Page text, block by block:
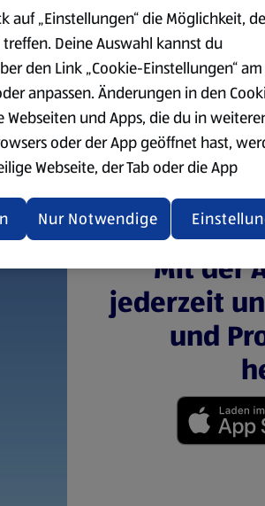
Milchprodukte &
Eier
Mit der
jederzeit
und
auf „Einstellungen“ die Möglichkeit,
Deine Auswahl kannst du
den Link „Cookie-Einstellungen“
anpassen. Änderungen in den
und Apps, die du in
oder der App geöffnet hast,
Webseite, der Tab oder die App
und anschließend wieder geöffnet
Verfügung.
und Datenschutzerklärungen
Nur Notwendige